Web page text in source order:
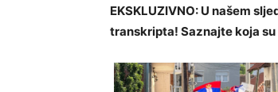
EKSKLUZIVNO: U našem
transkripta! Saznajte koja su